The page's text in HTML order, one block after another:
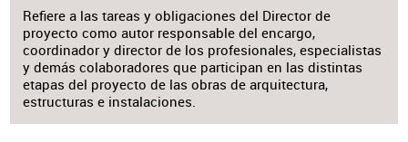
Refiere a las tareas y obligaciones del Director de
proyecto como autor responsable del encargo,
coordinador y director de los profesionales, especialistas
y demás colaboradores que participan en las distintas
etapas del proyecto de las obras de arquitectura,
estructuras e instalaciones.